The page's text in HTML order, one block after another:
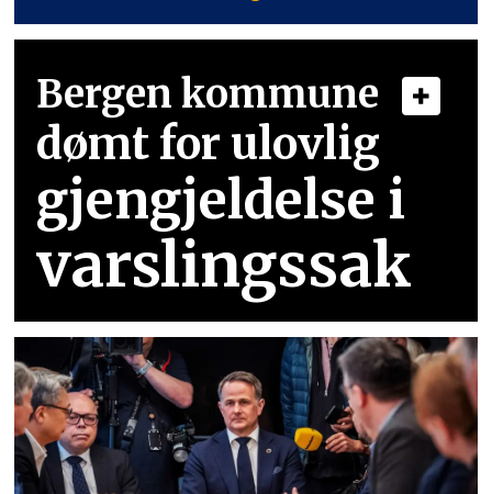
Bergen kommune
dømt for ulovlig
gjengjeldelse i
varslingssak